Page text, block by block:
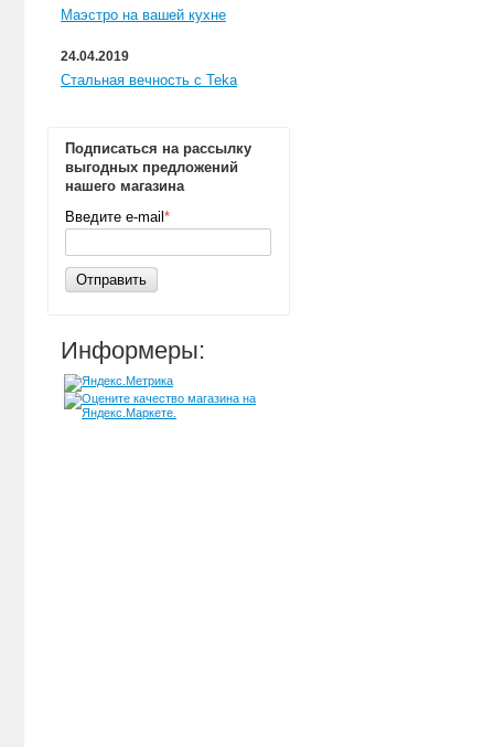
Маэстро на вашей кухне
24.04.2019
Стальная вечность с Teka
Подписаться на рассылку
выгодных предложений
нашего магазина
Введите e-mail *
Отправить
Информеры: